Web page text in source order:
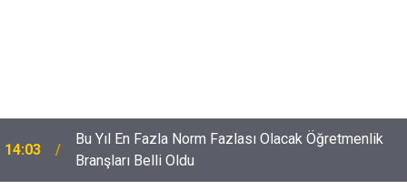
14:03
Bu Yıl En Fazla Norm Fazlası Olacak Öğretmenlik
Branşları Belli Oldu